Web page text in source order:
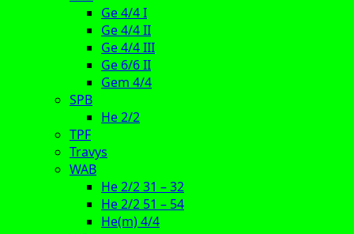
Ge 4/4 I
Ge 4/4 II
Ge 4/4 III
Ge 6/6 II
Gem 4/4
SPB
He 2/2
TPF
Travys
WAB
He 2/2 31 – 32
He 2/2 51 – 54
He(m) 4/4